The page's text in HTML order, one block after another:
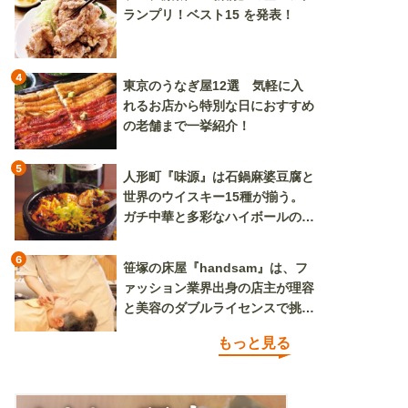
ランプリ！ベスト15 を発表！
4
東京のうなぎ屋12選 気軽に入
れるお店から特別な日におすすめ
の老舗まで一挙紹介！
5
人形町『味源』は石鍋麻婆豆腐と
世界のウイスキー15種が揃う。
ガチ中華と多彩なハイボールの組
6
笹塚の床屋『handsam』は、フ
ァッション業界出身の店主が理容
と美容のダブルライセンスで挑む
もっと見る